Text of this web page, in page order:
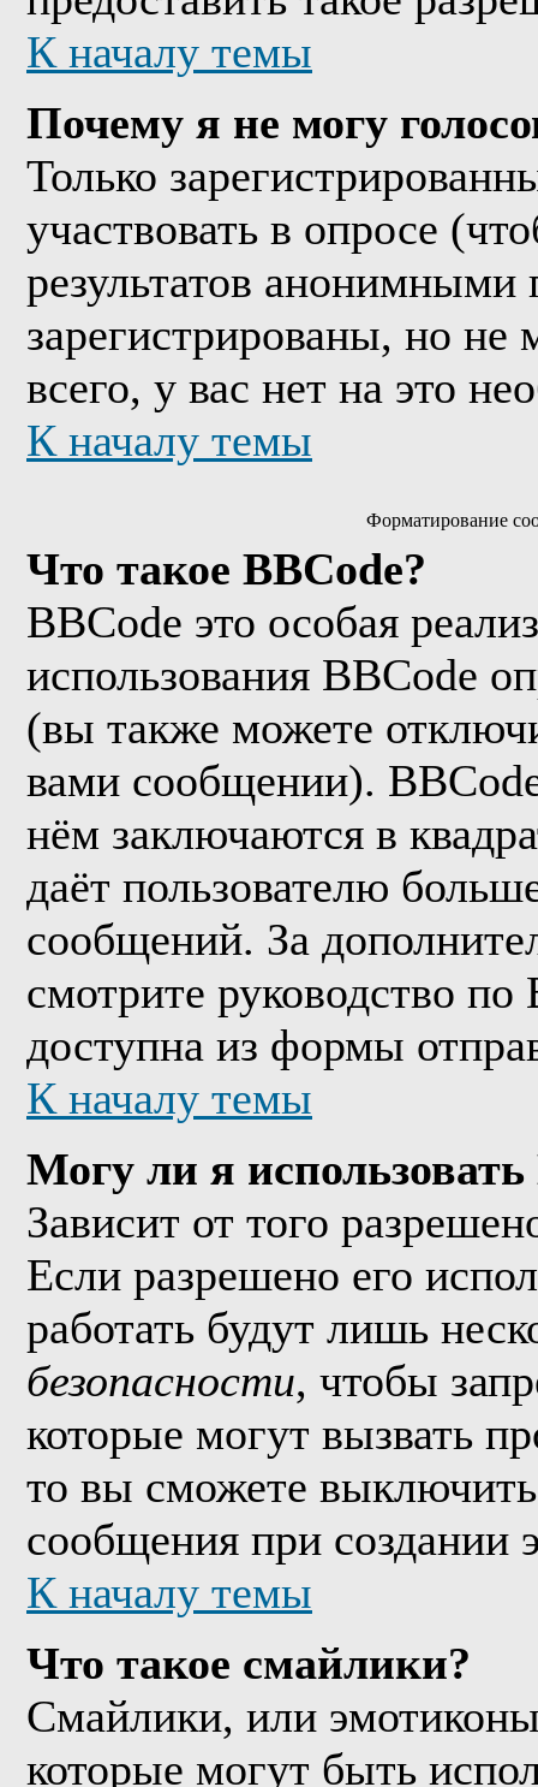
К началу темы
Почему я не могу
Только
участвовать в опросе
результатов
зарегистрированы, но не
всего, у вас нет на это
К началу темы
Форматирование
Что такое BBCode?
BBCode это особая
использования BBCode
(вы также можете
вами сообщении).
нём заключаются в
даёт пользователю
сообщений. За
смотрите руководство
доступна из формы
К началу темы
Могу ли я
Зависит от того
Если разрешено его
работать будут лишь
безопасности, чтобы
которые могут вызвать
то вы сможете выключить
сообщения при создании
К началу темы
Что такое смайлики?
Смайлики, или
которые могут быть